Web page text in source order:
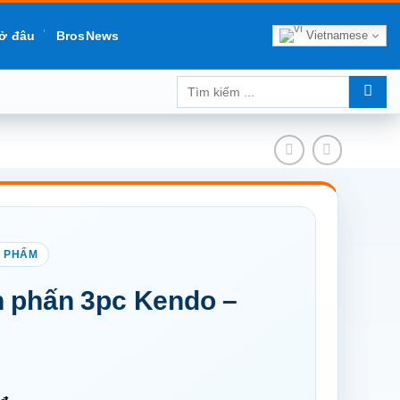
đâu BrosNews Vietnamese
Tìm
phấn 3pc Kendo –